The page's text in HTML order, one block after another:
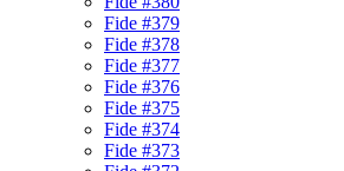
Fide #379
Fide #378
Fide #377
Fide #376
Fide #375
Fide #374
Fide #373